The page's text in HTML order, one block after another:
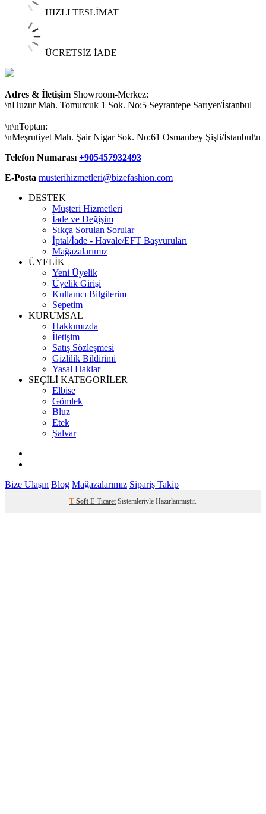
HIZLI TESLİMAT
ÜCRETSİZ İADE
Adres & İletişim Showroom-Merkez:
\nHuzur Mah. Tomurcuk 1 Sok. No:5 Seyrantepe Sarıyer/İstanbul
\n\nToptan:
\nMeşrutiyet Mah. Şair Nigar Sok. No:61 Osmanbey Şişli/İstanbul\n
Telefon Numarası +905457932493
E-Posta musterihizmetleri@bizefashion.com
DESTEK
Müşteri Hizmetleri
İade ve Değişim
Sıkça Sorulan Sorular
İptal/İade - Havale/EFT Başvuruları
Mağazalarımız
ÜYELİK
Yeni Üyelik
Üyelik Girişi
Kullanıcı Bilgilerim
Sepetim
KURUMSAL
Hakkımızda
İletişim
Satış Sözleşmesi
Gizlilik Bildirimi
Yasal Haklar
SEÇİLİ KATEGORİLER
Elbise
Gömlek
Bluz
Etek
Şalvar
Bize Ulaşın Blog Mağazalarımız Sipariş Takip
T-Soft E-Ticaret Sistemleriyle Hazırlanmıştır.